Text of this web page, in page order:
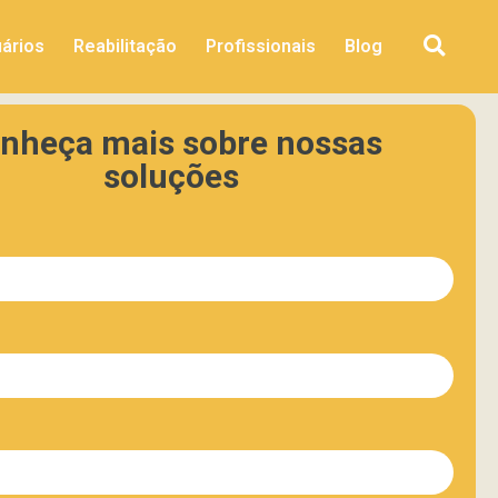
Reabilitação Profissionais Blog
mais sobre nossas
soluções